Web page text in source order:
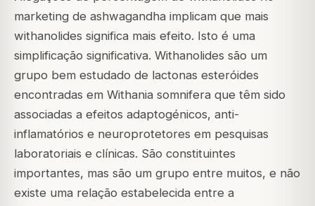
marketing de ashwagandha implicam que mais
withanolides significa mais efeito. Isto é uma
simplificação significativa. Withanolides são um
grupo bem estudado de lactonas esteróides
encontradas em Withania somnifera que têm sido
associadas a efeitos adaptogénicos, anti-
inflamatórios e neuroprotetores em pesquisas
laboratoriais e clínicas. São constituintes
importantes, mas são um grupo entre muitos, e não
existe uma relação estabelecida entre a